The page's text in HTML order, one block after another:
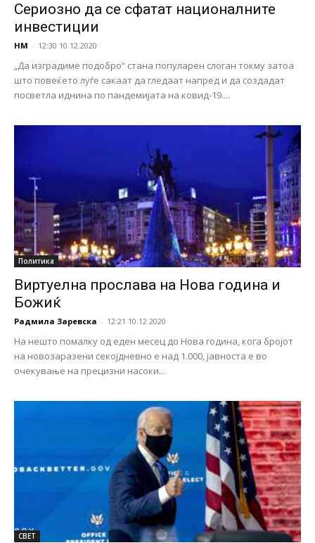
Сериозно да се сфатат националните
инвестиции
НМ - 12:30 10.12.2020
„Да изградиме подобро“ стана популарен слоган токму затоа
што повеќето луѓе сакаат да гледаат напред и да создадат
посветла иднина по пандемијата на ковид-19....
Политика
Виртуелна прослава на Нова година и
Божиќ
Радмила Заревска - 12:21 10.12.2020
На нешто помалку од еден месец до Нова година, кога бројот
на новозаразени секојдневно е над 1.000, јавноста е во
очекување на прецизни насоки...
СВЕТ